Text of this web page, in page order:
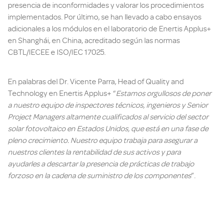
presencia de inconformidades y valorar los procedimientos
implementados. Por último, se han llevado a cabo ensayos
adicionales a los módulos en el laboratorio de Enertis Applus+
en Shanghái, en China, acreditado según las normas
CBTL/IECEE e ISO/IEC 17025.
En palabras del Dr. Vicente Parra, Head of Quality and
Technology en Enertis Applus+ “Estamos orgullosos de poner
a nuestro equipo de inspectores técnicos, ingenieros y Senior
Project Managers altamente cualificados al servicio del sector
solar fotovoltaico en Estados Unidos, que está en una fase de
pleno crecimiento. Nuestro equipo trabaja para asegurar a
nuestros clientes la rentabilidad de sus activos y para
ayudarles a descartar la presencia de prácticas de trabajo
forzoso en la cadena de suministro de los componentes”.